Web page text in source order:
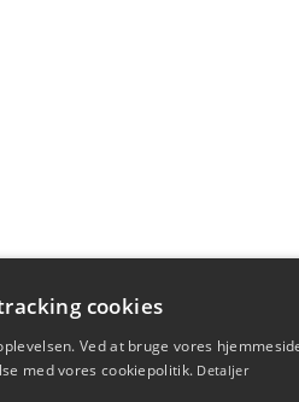
cookies
Ved at bruge vores
med vores cookiepolitik. Detaljer